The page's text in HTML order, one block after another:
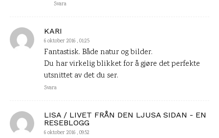
Svara
KARI
6 oktober 2016 , 01:25
Fantastisk. Både natur og bilder.
Du har virkelig blikket for å gjøre det perfekte
utsnittet av det du ser.
Svara
LISA / LIVET FRÅN DEN LJUSA SIDAN - EN
RESEBLOGG
6 oktober 2016 , 09:52